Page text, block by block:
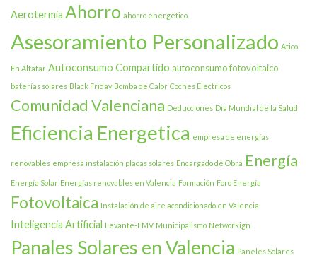
Aerotermia Ahorro ahorro energético.
Asesoramiento Personalizado Atico
En Alfafar Autoconsumo Compartido autoconsumo fotovoltaico
baterías solares Black Friday Bomba de Calor Coches Electricos
Comunidad Valenciana Deducciones Dia Mundial de la Salud
Eficiencia Energetica empresa de energías
renovables empresa instalación placas solares Encargado de Obra Energía
Energía Solar Energías renovables en Valencia Formación Foro Energía
Fotovoltaica Instalación de aire acondicionado en Valencia
Inteligencia Artificial Levante-EMV Municipalismo Networkign
Panales Solares en Valencia Paneles Solares